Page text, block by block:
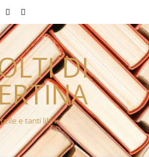
DI
e tanti libri